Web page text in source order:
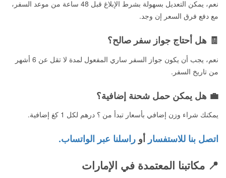
نعم، يمكن التعديل بسهولة بشرط الإبلاغ قبل 48 ساعة من موعد السفر،
مع دفع فرق السعر إن وجد.
🧾 هل أحتاج جواز سفر صالح؟
نعم، يجب أن يكون جواز السفر ساري المفعول لمدة لا تقل عن 6 أشهر
من تاريخ السفر.
💼 هل يمكن حمل شحنة إضافية؟
يمكنك شراء وزن إضافي بأسعار تبدأ من ؟ درهم لكل 1 كغ إضافية.
اتصل بنا للاستفسار أو راسلنا عبر الواتساب.
📍 مكاتبنا المعتمدة في الإمارات